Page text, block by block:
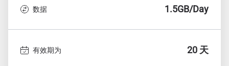
数据 1.5GB/Day
有效期为 20 天